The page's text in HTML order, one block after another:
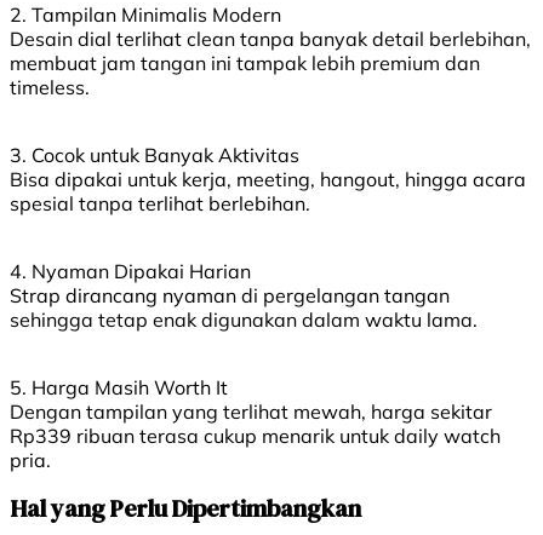
2. Tampilan Minimalis Modern
Desain dial terlihat clean tanpa banyak detail berlebihan,
membuat jam tangan ini tampak lebih premium dan
timeless.
3. Cocok untuk Banyak Aktivitas
Bisa dipakai untuk kerja, meeting, hangout, hingga acara
spesial tanpa terlihat berlebihan.
4. Nyaman Dipakai Harian
Strap dirancang nyaman di pergelangan tangan
sehingga tetap enak digunakan dalam waktu lama.
5. Harga Masih Worth It
Dengan tampilan yang terlihat mewah, harga sekitar
Rp339 ribuan terasa cukup menarik untuk daily watch
pria.
Hal yang Perlu Dipertimbangkan